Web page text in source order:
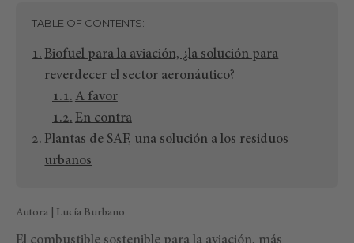
TABLE OF CONTENTS
Biofuel para la aviación, ¿la solución para
reverdecer el sector aeronáutico?
A favor
En contra
Plantas de SAF, una solución a los residuos
urbanos
Autora | Lucía Burbano